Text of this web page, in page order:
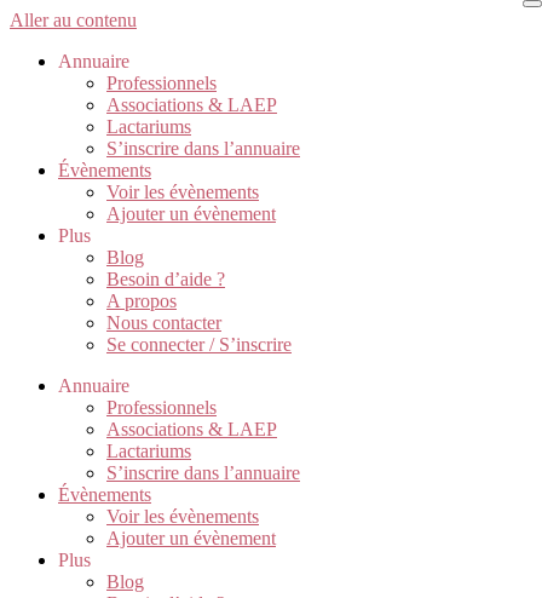
Aller au contenu
Annuaire
Professionnels
Associations & LAEP
Lactariums
S’inscrire dans l’annuaire
Évènements
Voir les évènements
Ajouter un évènement
Plus
Blog
Besoin d’aide ?
A propos
Nous contacter
Se connecter / S’inscrire
Annuaire
Professionnels
Associations & LAEP
Lactariums
S’inscrire dans l’annuaire
Évènements
Voir les évènements
Ajouter un évènement
Plus
Blog